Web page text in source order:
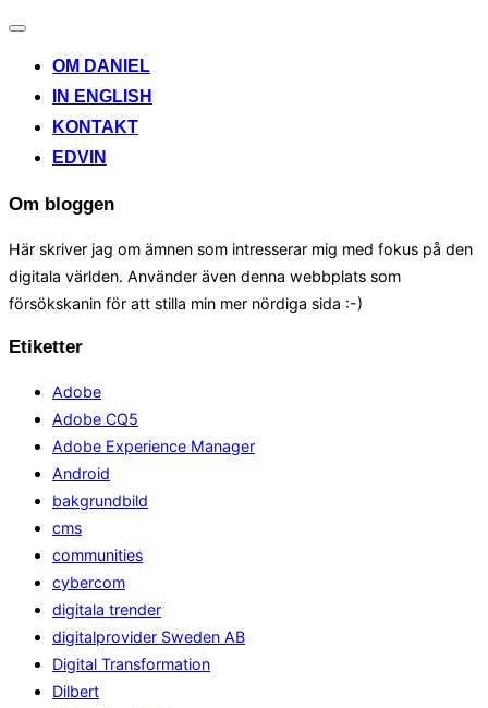
Toggle
OM DANIEL
IN ENGLISH
KONTAKT
EDVIN
Om bloggen
Här skriver jag om ämnen som intresserar mig med fokus på den
digitala världen. Använder även denna webbplats som
försökskanin för att stilla min mer nördiga sida :-)
Etiketter
Adobe
Adobe CQ5
Adobe Experience Manager
Android
bakgrundbild
cms
communities
cybercom
digitala trender
digitalprovider Sweden AB
Digital Transformation
Dilbert